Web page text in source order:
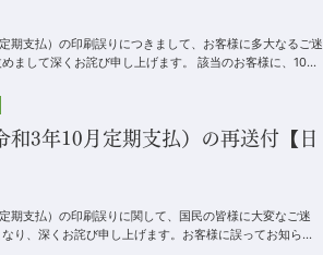
期支払）の印刷誤りにつきまして、お客様に多大なるご迷
まして深くお詫び申し上げます。 該当のお客様に、10月
和3年10月定期支払）の再送付【日
期支払）の印刷誤りに関して、国民の皆様に大変なご迷
り、深くお詫び申し上げます。お客様に誤ってお知らせ